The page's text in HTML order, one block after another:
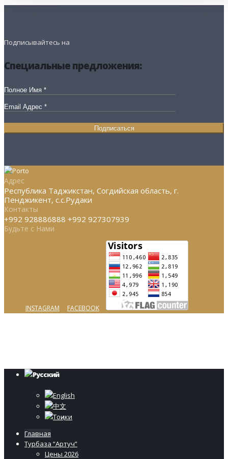
Подписывайтесь на
Специальные предложения:
Адрес
Республика Таджикстан, Согдийская область, г.
Пенджикент, с.с.Рудаки
Контакты
+992 928886888 +992 927307939
Будьте с Нами
INSTAGRAM FACEBOOK
Русский
English
中文
Тоҷики
Главная
Турбаза “Артуч”
Цены 2026